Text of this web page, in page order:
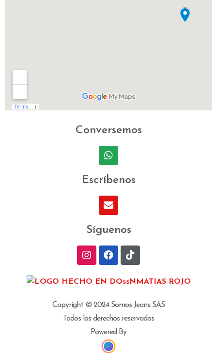
Conversemos
Escríbenos
Síguenos
Copyright © 2024 Somos Jeans SAS
Todos los derechos reservados
Powered By